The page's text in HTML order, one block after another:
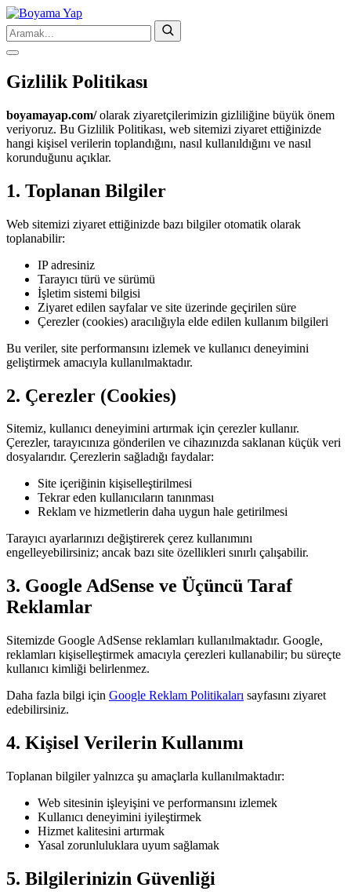
Gizlilik Politikası
boyamayap.com/olarak ziyaretçilerimizin gizliliğine büyük önem
veriyoruz. Bu Gizlilik Politikası, web sitemizi ziyaret ettiğinizde
hangi kişisel verilerin toplandığını, nasıl kullanıldığını ve nasıl
korunduğunu açıklar.
1. Toplanan Bilgiler
Web sitemizi ziyaret ettiğinizde bazı bilgiler otomatik olarak
toplanabilir:
IP adresiniz
Tarayıcı türü ve sürümü
İşletim sistemi bilgisi
Ziyaret edilen sayfalar ve site üzerinde geçirilen süre
Çerezler (cookies) aracılığıyla elde edilen kullanım bilgileri
Bu veriler, site performansını izlemek ve kullanıcı deneyimini
geliştirmek amacıyla kullanılmaktadır.
2. Çerezler (Cookies)
Sitemiz, kullanıcı deneyimini artırmak için çerezler kullanır.
Çerezler, tarayıcınıza gönderilen ve cihazınızda saklanan küçük veri
dosyalarıdır. Çerezlerin sağladığı faydalar:
Site içeriğinin kişiselleştirilmesi
Tekrar eden kullanıcıların tanınması
Reklam ve hizmetlerin daha uygun hale getirilmesi
Tarayıcı ayarlarınızı değiştirerek çerez kullanımını
engelleyebilirsiniz; ancak bazı site özellikleri sınırlı çalışabilir.
3. Google AdSense ve Üçüncü Taraf
Reklamlar
Sitemizde Google AdSense reklamları kullanılmaktadır. Google,
reklamları kişiselleştirmek amacıyla çerezleri kullanabilir; bu süreçte
kullanıcı kimliği belirlenmez.
Daha fazla bilgi için Google Reklam Politikaları sayfasını ziyaret
edebilirsiniz.
4. Kişisel Verilerin Kullanımı
Toplanan bilgiler yalnızca şu amaçlarla kullanılmaktadır:
Web sitesinin işleyişini ve performansını izlemek
Kullanıcı deneyimini iyileştirmek
Hizmet kalitesini artırmak
Yasal zorunluluklara uyum sağlamak
5. Bilgilerinizin Güvenliği